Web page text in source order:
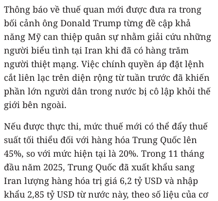
Thông báo về thuế quan mới được đưa ra trong
bối cảnh ông Donald Trump từng đề cập khả
năng Mỹ can thiệp quân sự nhằm giải cứu những
người biểu tình tại Iran khi đã có hàng trăm
người thiệt mạng. Việc chính quyền áp đặt lệnh
cắt liên lạc trên diện rộng từ tuần trước đã khiến
phần lớn người dân trong nước bị cô lập khỏi thế
giới bên ngoài.
Nếu được thực thi, mức thuế mới có thể đẩy thuế
suất tối thiểu đối với hàng hóa Trung Quốc lên
45%, so với mức hiện tại là 20%. Trong 11 tháng
đầu năm 2025, Trung Quốc đã xuất khẩu sang
Iran lượng hàng hóa trị giá 6,2 tỷ USD và nhập
khẩu 2,85 tỷ USD từ nước này, theo số liệu của cơ